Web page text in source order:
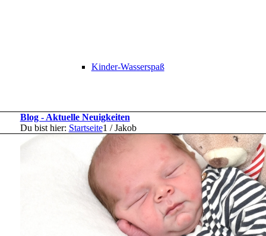
Kinder-Wasserspaß
Blog - Aktuelle Neuigkeiten
Du bist hier: Startseite1 / Jakob